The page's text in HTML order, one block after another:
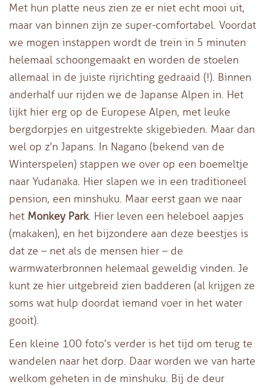
Met hun platte neus zien ze er niet echt mooi uit,
maar van binnen zijn ze super-comfortabel. Voordat
we mogen instappen wordt de trein in 5 minuten
helemaal schoongemaakt en worden de stoelen
allemaal in de juiste rijrichting gedraaid (!). Binnen
anderhalf uur rijden we de Japanse Alpen in. Het
lijkt hier erg op de Europese Alpen, met leuke
bergdorpjes en uitgestrekte skigebieden. Maar dan
wel op z’n Japans. In Nagano (bekend van de
Winterspelen) stappen we over op een boemeltje
naar Yudanaka. Hier slapen we in een traditioneel
pension, een minshuku. Maar eerst gaan we naar
het Monkey Park. Hier leven een heleboel aapjes
(makaken), en het bijzondere aan deze beestjes is
dat ze – net als de mensen hier – de
warmwaterbronnen helemaal geweldig vinden. Je
kunt ze hier uitgebreid zien badderen (al krijgen ze
soms wat hulp doordat iemand voer in het water
gooit).
Een kleine 100 foto’s verder is het tijd om terug te
wandelen naar het dorp. Daar worden we van harte
welkom geheten in de minshuku. Bij de deur